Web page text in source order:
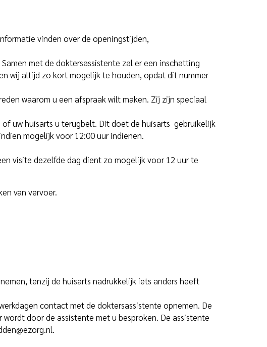
vinden over de openingstijden,
met de doktersassistente zal er een inschatting
wij altijd zo kort mogelijk te houden, opdat dit nummer
waarom u een afspraak wilt maken. Zij zijn speciaal
uw huisarts u terugbelt. Dit doet de huisarts gebruikelijk
mogelijk voor 12:00 uur indienen.
visite dezelfde dag dient zo mogelijk voor 12 uur te
van vervoer.
tenzij de huisarts nadrukkelijk iets anders heeft
contact met de doktersassistente opnemen. De
door de assistente met u besproken. De assistente